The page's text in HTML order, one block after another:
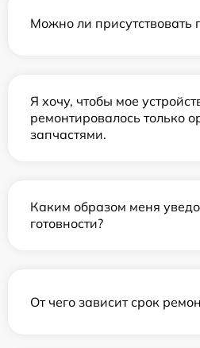
Можно ли присутствовать
Я хочу, чтобы мое
ремонтировалось только
запчастями.
Каким образом меня
готовности?
От чего зависит срок